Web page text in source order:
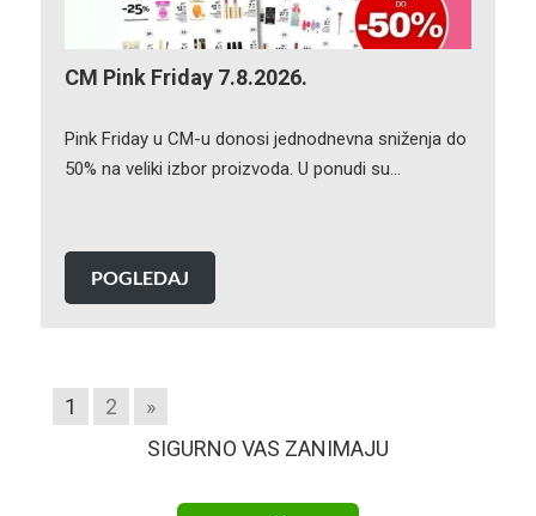
CM Pink Friday 7.8.2026.
Pink Friday u CM-u donosi jednodnevna sniženja do
50% na veliki izbor proizvoda. U ponudi su…
POGLEDAJ
1 2
»
SIGURNO VAS ZANIMAJU